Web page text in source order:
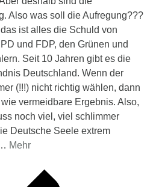
Also was soll die Aufregung???
ist alles die Schuld von
und FDP, den Grünen und
Seit 10 Jahren gibt es die
Deutschland. Wenn der
(!!!) nicht richtig wählen, dann
vermeidbare Ergebnis. Also,
noch viel, viel schlimmer
Deutsche Seele extrem
Mehr